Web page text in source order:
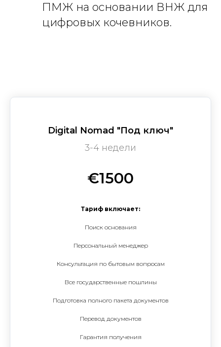
ПМЖ на основании ВНЖ для
цифровых кочевников.
Digital Nomad "Под ключ"
3-4 недели
€1500
Тариф включает:
Поиск основания
Персональный менеджер
Консультация по бытовым вопросам
Все государственные пошлины
Подготовка полного пакета документов
Перевод документов
Гарантия получения